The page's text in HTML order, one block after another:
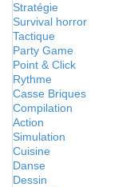
Stratégie
Survival horror
Tactique
Party Game
Point & Click
Rythme
Casse Briques
Compilation
Action
Simulation
Cuisine
Danse
Dessin